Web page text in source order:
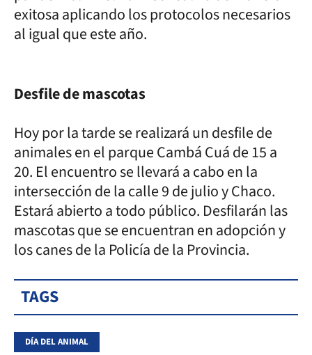
exitosa aplicando los protocolos necesarios
al igual que este año.
Desfile de mascotas
Hoy por la tarde se realizará un desfile de
animales en el parque Cambá Cuá de 15 a
20. El encuentro se llevará a cabo en la
intersección de la calle 9 de julio y Chaco.
Estará abierto a todo público. Desfilarán las
mascotas que se encuentran en adopción y
los canes de la Policía de la Provincia.
TAGS
DÍA DEL ANIMAL